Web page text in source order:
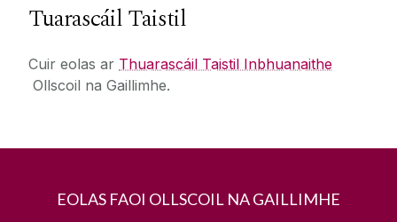
Tuarascáil Taistil
Cuir eolas ar Thuarascáil Taistil Inbhuanaithe
Ollscoil na Gaillimhe.
EOLAS FAOI OLLSCOIL NA GAILLIMHE